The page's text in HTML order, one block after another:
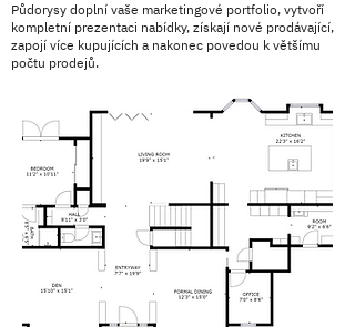
Půdorysy doplní vaše marketingové portfolio, vytvoří
kompletní prezentaci nabídky, získají nové prodávající,
zapojí více kupujících a nakonec povedou k většímu
počtu prodejů.